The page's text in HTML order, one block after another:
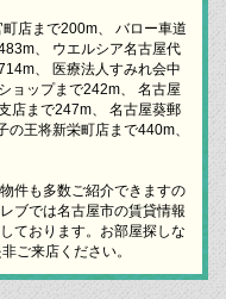
店まで200m、 バロー車道
、 ウエルシア名古屋代
、 医療法人すみれ会中
ョップまで242m、 名古屋
店まで247m、 名古屋葵郵
王将新栄町店まで440m、
件も多数ご紹介できますの
ブでは名古屋市の賃貸情報
ております。お部屋探しな
ご来店ください。